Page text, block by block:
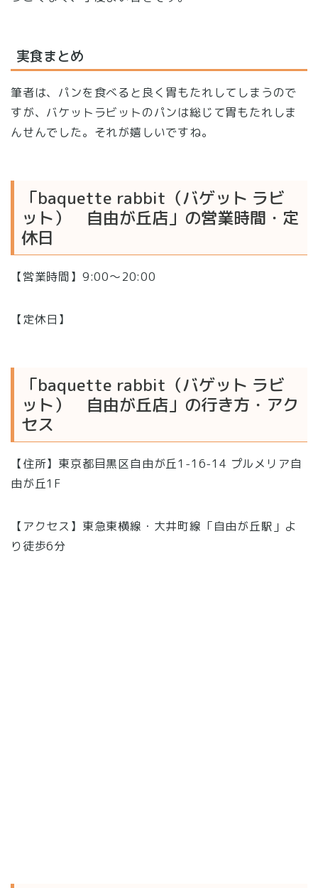
実食まとめ
筆者は、パンを食べると良く胃もたれしてしまうので
すが、バケットラビットのパンは総じて胃もたれしま
んせんでした。それが嬉しいですね。
「baquette rabbit（バゲット ラビ
ット） 自由が丘店」の営業時間・定
休日
【営業時間】9:00〜20:00
【定休日】
「baquette rabbit（バゲット ラビ
ット） 自由が丘店」の行き方・アク
セス
【住所】東京都目黒区自由が丘1-16-14 プルメリア自
由が丘1F
【アクセス】東急東横線・大井町線「自由が丘駅」よ
り徒歩6分